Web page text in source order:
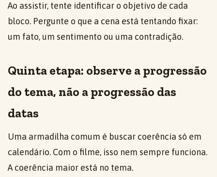
Ao assistir, tente identificar o objetivo de cada
bloco. Pergunte o que a cena está tentando fixar:
um fato, um sentimento ou uma contradição.
Quinta etapa: observe a progressão
do tema, não a progressão das
datas
Uma armadilha comum é buscar coerência só em
calendário. Com o filme, isso nem sempre funciona.
A coerência maior está no tema.